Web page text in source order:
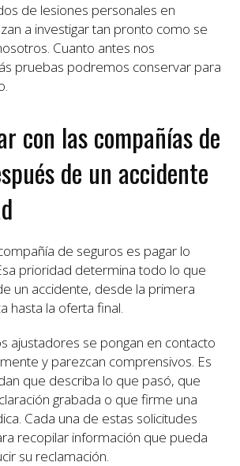
de lesiones personales en
a investigar tan pronto como se
Cuanto antes nos
pruebas podremos conservar para
con las compañías de
de un accidente
de seguros es pagar lo
prioridad determina todo lo que
un accidente, desde la primera
hasta la oferta final.
ajustadores se pongan en contacto
y parezcan comprensivos. Es
que describa lo que pasó, que
grabada o que firme una
Cada una de estas solicitudes
recopilar información que pueda
su reclamación.